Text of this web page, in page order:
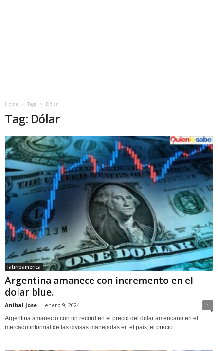
Home Tags Dólar
Tag: Dólar
latinoamerica
Argentina amanece con incremento en el
dolar blue.
Anibal Jose - enero 9, 2024 1
Argentina amaneció con un récord en el precio del dólar americano en el
mercado informal de las divisas manejadas en el país, el precio...